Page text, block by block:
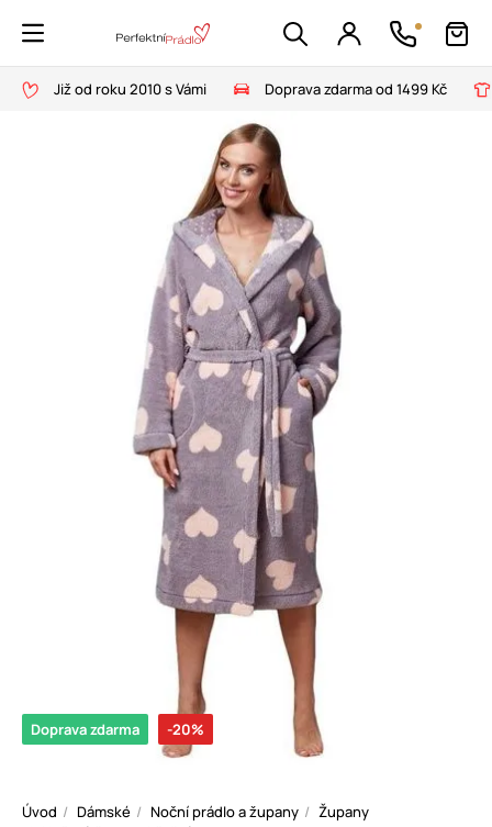
Již od roku 2010 s Vámi Doprava zdarma od 1499 Kč
Doprava zdarma -20%
Úvod Dámské Noční prádlo a župany
Župany